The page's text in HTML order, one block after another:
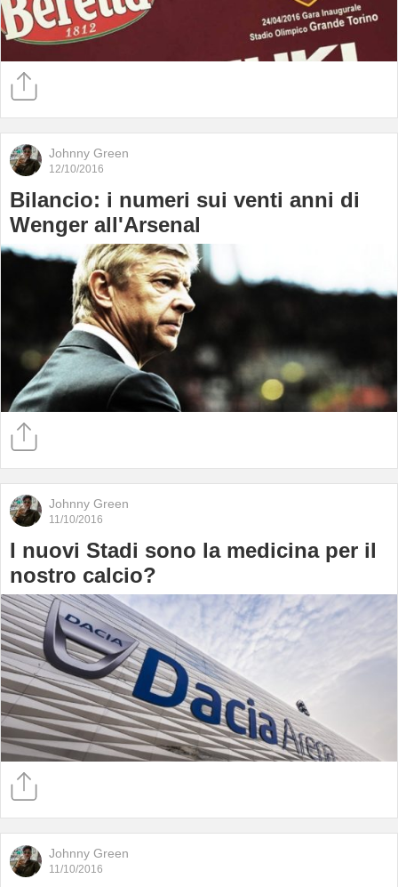
Johnny Green
12/10/2016
Bilancio: i numeri sui venti anni di
Wenger all'Arsenal
Johnny Green
11/10/2016
I nuovi Stadi sono la medicina per il
nostro calcio?
Johnny Green
11/10/2016